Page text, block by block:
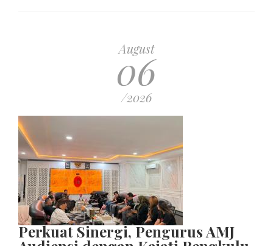
August
06
/2026
Perkuat Sinergi, Pengurus AMJ